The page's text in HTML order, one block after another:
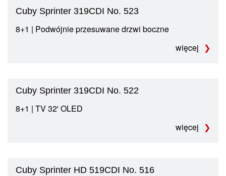
Cuby Sprinter 319CDI No. 523
8+1 | Podwójnie przesuwane drzwi boczne
więcej
Cuby Sprinter 319CDI No. 522
8+1 | TV 32' OLED
więcej
Cuby Sprinter HD 519CDI No. 516